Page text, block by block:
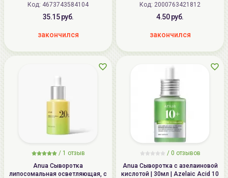
Код: 4673743584104
35.15 руб.
закончился
Код: 2000763421812
4.50 руб.
закончился
/ 1 отзыв
Anua Сыворотка
липосомальная осветляющая, с
/ 0 отзывов
Anua Сыворотка с азелаиновой
кислотой | 30мл | Azelaic Acid 10